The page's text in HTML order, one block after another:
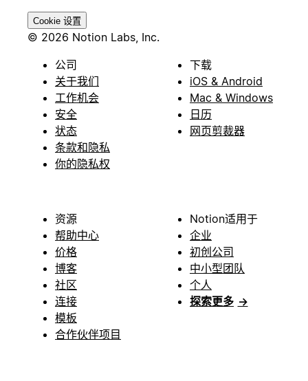
Cookie 设置
© 2026 Notion Labs, Inc.
公司
关于我们
工作机会
安全
状态
条款和隐私
你的隐私权
下载
iOS & Android
Mac & Windows
日历
网页剪裁器
资源
帮助中心
价格
博客
社区
连接
模板
合作伙伴项目
Notion适用于
企业
初创公司
中小型团队
个人
探索更多 →